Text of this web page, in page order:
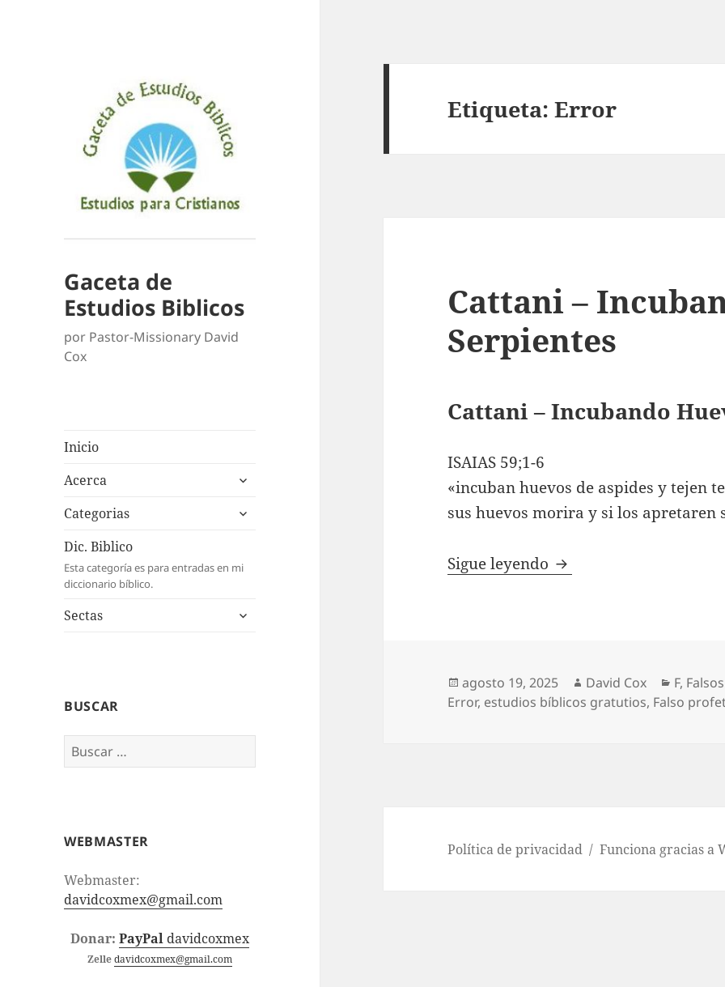
Gaceta de
Estudios Biblicos
por Pastor-Missionary David
Cox
Inicio
Acerca
expande
menú
Categorias
expande
inferior
Dic. Biblico
Esta categoría es para entradas en mi
diccionario bíblico.
Sectas
expande
BUSCAR
Buscar:
WEBMASTER
Webmaster:
davidcoxmex@gmail.com
Donar: PayPal davidcoxmex
Zelledavidcoxmex@gmail.com
Etiqueta:Error
Cattani –
Serpientes
Cattani – Incubando
ISAIAS 59;1-6
«incuban huevos de aspides y tejen
sus huevos morira y si los apretaren
Sigue leyendo Cattani – Incubando
Publicado
el
agosto 19, 2025 Autor
David Cox F,
Error, estudios bíblicos gratutios, Falso
Política de privacidad Funciona gracias a